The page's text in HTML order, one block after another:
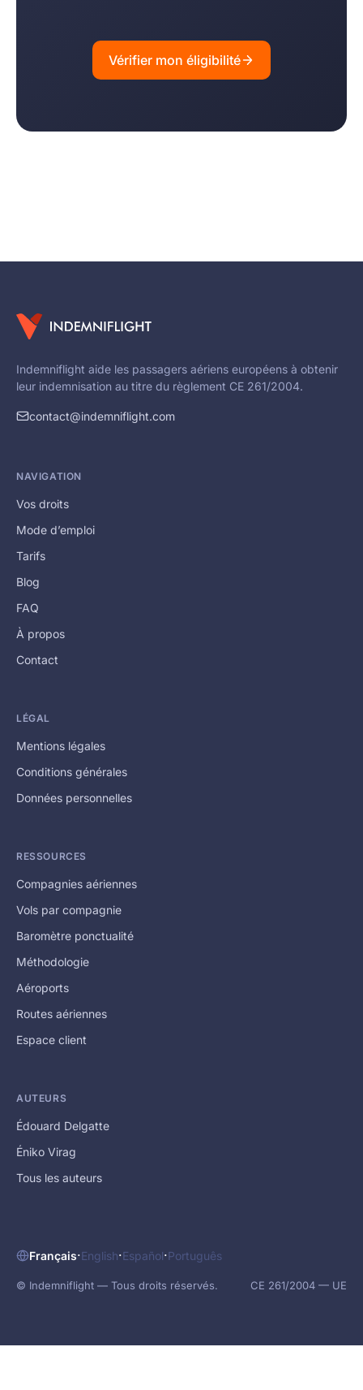
Vérifier mon éligibilité
Indemniflight aide les passagers aériens européens à obtenir
leur indemnisation au titre du règlement CE 261/2004.
contact@indemniflight.com
NAVIGATION
Vos droits
Mode d’emploi
Tarifs
Blog
FAQ
À propos
Contact
LÉGAL
Mentions légales
Conditions générales
Données personnelles
RESSOURCES
Compagnies aériennes
Vols par compagnie
Baromètre ponctualité
Méthodologie
Aéroports
Routes aériennes
Espace client
AUTEURS
Édouard Delgatte
Éniko Virag
Tous les auteurs
Français·English·Español·Português
© Indemniflight — Tous droits réservés. CE 261/2004 — UE